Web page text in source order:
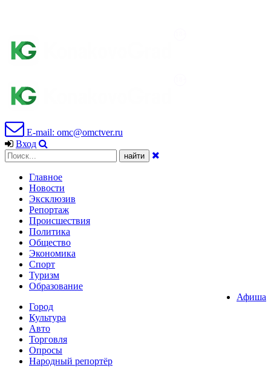
E-mail: omc@omctver.ru
Вход
Главное
Новости
Эксклюзив
Репортаж
Происшествия
Политика
Общество
Экономика
Спорт
Туризм
Образование
Афиша
Город
Культура
Авто
Торговля
Опросы
Народный репортёр